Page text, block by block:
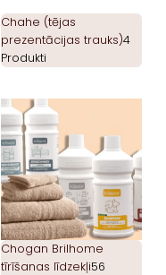
Chahe (tējas
prezentācijas trauks)4
Produkti
Chogan Brilhome
tīrīšanas līdzekļi56